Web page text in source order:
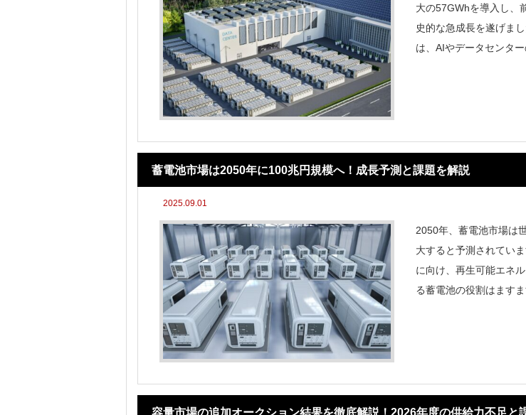
大の57GWhを導入し、
史的な急成長を遂げま
は、AIやデータセンター
蓄電池市場は2050年に100兆円規模へ！成長予測と課題を解説
2025.09.01
2050年、蓄電池市場は
大すると予測されてい
に向け、再生可能エネ
る蓄電池の役割はます
容量市場の追加オークション結果を徹底解説！2026年度の供給力不足と